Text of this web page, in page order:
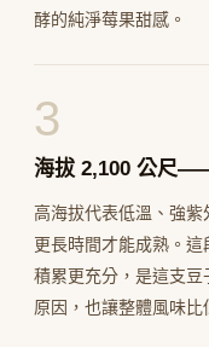
酵的純淨莓果甜感。
3
海拔 2,100 公尺
高海拔代表低溫、強
更長時間才能成熟。
積累更充分，是這支
原因，也讓整體風味比